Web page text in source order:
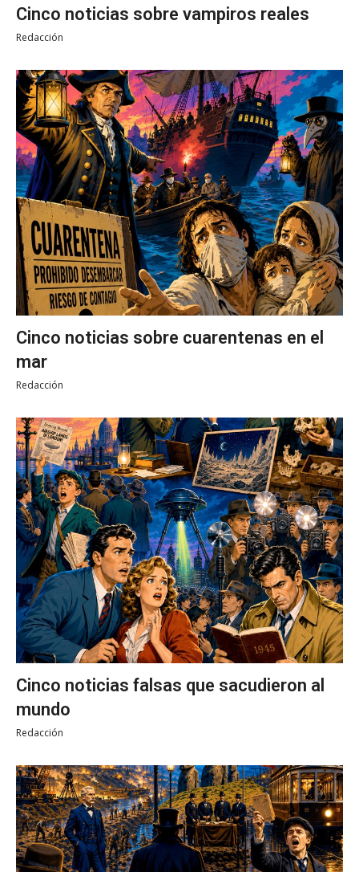
Cinco noticias sobre vampiros reales
Redacción
Cinco noticias sobre cuarentenas en el
mar
Redacción
Cinco noticias falsas que sacudieron al
mundo
Redacción